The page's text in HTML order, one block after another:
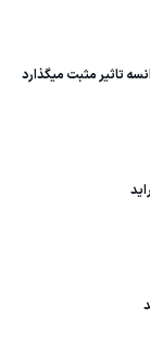
تاثیر مثبت میگذارد